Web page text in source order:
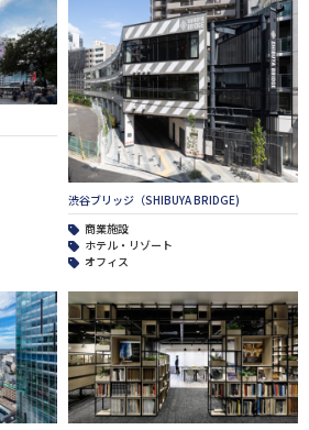
渋谷ブリッジ（SHIBUYA BRIDGE)
商業施設
ホテル・リゾート
オフィス